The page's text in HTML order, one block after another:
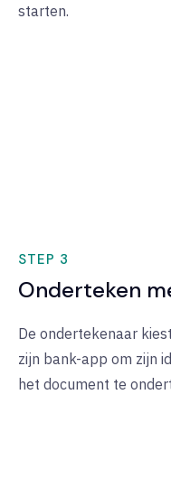
starten.
STEP 3
Onderteken
De ondertekenaar
zijn bank-app om zijn
het document te